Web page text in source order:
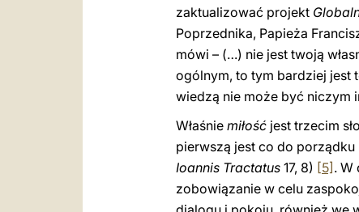
zaktualizować projekt
Poprzednika, Papieża
mówi – (…) nie jest twoją
ogólnym, to tym bardziej jest
wiedzą nie może być niczym
Właśnie miłość jest trzecim
pierwszą jest co do porządku
Ioannis Tractatus 17, 8) [5] . W
zobowiązanie w celu